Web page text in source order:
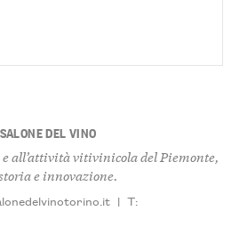
SALONE DEL VINO
all’attività vitivinicola del Piemonte,
e innovazione.
| T: